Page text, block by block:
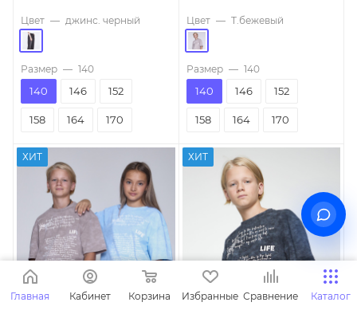
Цвет — джинс. черный
Размер — 140
140 146 152
158 164 170
Цвет — T.бежевый
Размер — 140
140 146 152
158 164 170
ХИТ ХИТ
Главная Кабинет Корзина Избранные Сравнение Каталог